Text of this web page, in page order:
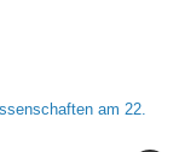
am 22.